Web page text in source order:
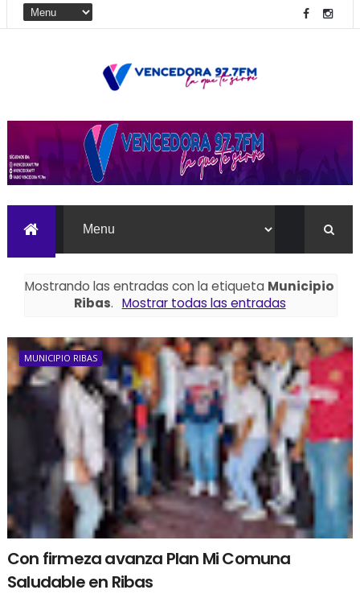
Mostrando las entradas con la etiqueta Municipio
Ribas. Mostrar todas las entradas
MUNICIPIO RIBAS
Con firmeza avanza Plan Mi Comuna
Saludable en Ribas